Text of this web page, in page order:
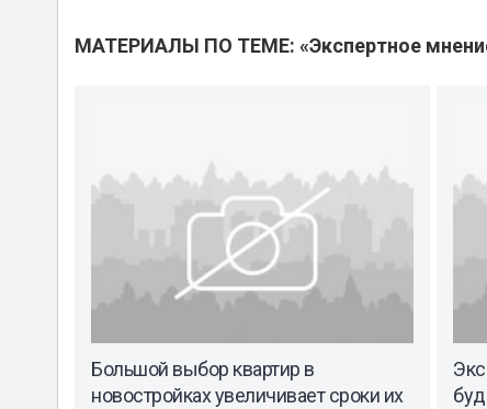
МАТЕРИАЛЫ ПО ТЕМЕ: «Экспертное
Большой выбор квартир в
новостройках увеличивает сроки их